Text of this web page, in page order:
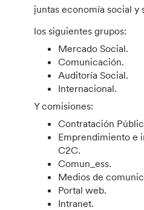
juntas economía social y
los siguientes grupos:
Mercado Social.
Comunicación.
Auditoría Social.
Internacional.
Y comisiones:
Contratación
Emprendimiento e
C2C.
Comun_ess.
Medios de
Portal web.
Intranet.